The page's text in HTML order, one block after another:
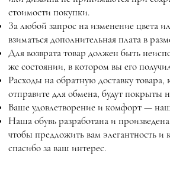
стоимости покупки.
За любой запрос на изменение цвета
взиматься дополнительная плата в
Для возврата товар должен быть
же состоянии, в котором вы его
Расходы на обратную доставку
отправите для обмена, будут покрыты
Ваше удовлетворение и комфорт —
Наша обувь разработана и
чтобы предложить вам элегантность
спасибо за ваш интерес.